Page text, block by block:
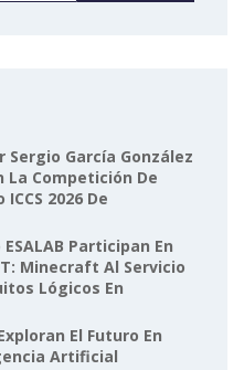
García González
La Competición De
2026 De
Participan En
Minecraft Al Servicio
Lógicos En
El Futuro En
Artificial